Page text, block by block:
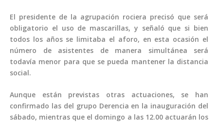
El presidente de la agrupación rociera precisó que será
obligatorio el uso de mascarillas, y señaló que si bien
todos los años se limitaba el aforo, en esta ocasión el
número de asistentes de manera simultánea será
todavía menor para que se pueda mantener la distancia
social.
Aunque están previstas otras actuaciones, se han
confirmado las del grupo Derencia en la inauguración del
sábado, mientras que el domingo a las 12.00 actuarán los